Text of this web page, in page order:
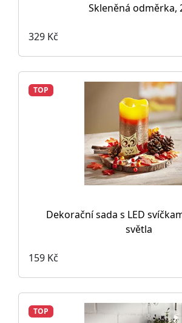
Skleněná odměrka,
329 Kč
TOP
Dekorační sada s LED
světla
159 Kč
TOP